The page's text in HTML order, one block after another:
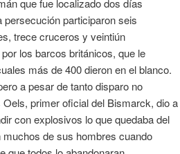
que fue localizado dos días
participaron seis
trece cruceros y veintiún
los barcos británicos, que le
más de 400 dieron en el blanco.
a pesar de tanto disparo no
primer oficial del Bismarck, dio a
con explosivos lo que quedaba del
de sus hombres cuando